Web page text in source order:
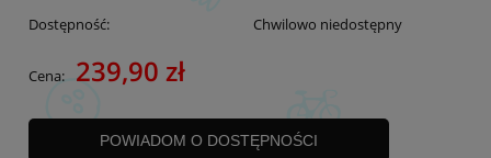
Dostępność: Chwilowo niedostępny
Cena: 239,90 zł
POWIADOM O DOSTĘPNOŚCI